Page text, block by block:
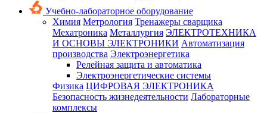
Учебно-лабораторное оборудование
Химия Метрология Тренажеры сварщика
Мехатроника Металлургия ЭЛЕКТРОТЕХНИКА
И ОСНОВЫ ЭЛЕКТРОНИКИ Автоматизация
производства Электроэнергетика
Релейная защита и автоматика
Электроэнергетические системы
Физика ЦИФРОВАЯ ЭЛЕКТРОНИКА
Безопасность жизнедеятельности Лабораторные
комплексы